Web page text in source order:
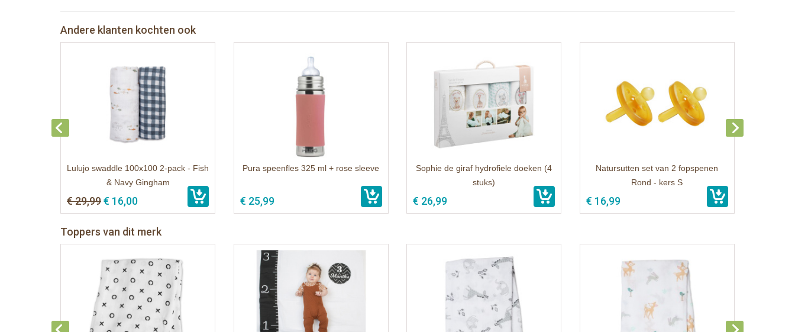
Andere klanten kochten ook
Lulujo swaddle 100x100 2-pack - Fish
& Navy Gingham
€ 29,99€ 16,00
Pura speenfles 325 ml + rose sleeve
€ 25,99
Sophie de giraf hydrofiele doeken (4
stuks)
€ 26,99
Natursutten set van 2 fopspenen
Rond - kers S
€ 16,99
Toppers van dit merk